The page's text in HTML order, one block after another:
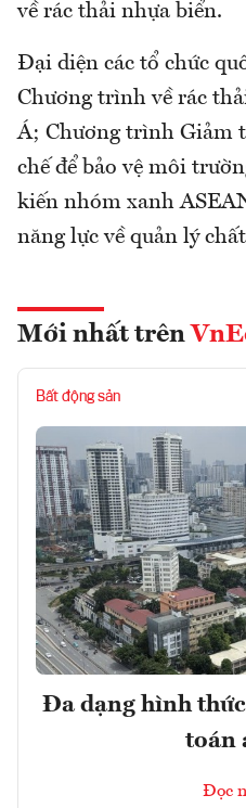
về rác thải nhựa biển.
Đại diện các tổ chức
Chương trình về rác
Á; Chương trình Giảm
chế để bảo vệ môi
kiến nhóm xanh
năng lực về quản lý
Mới nhất trên
Bất động sản
Đa dạng hình
toán
Đọc